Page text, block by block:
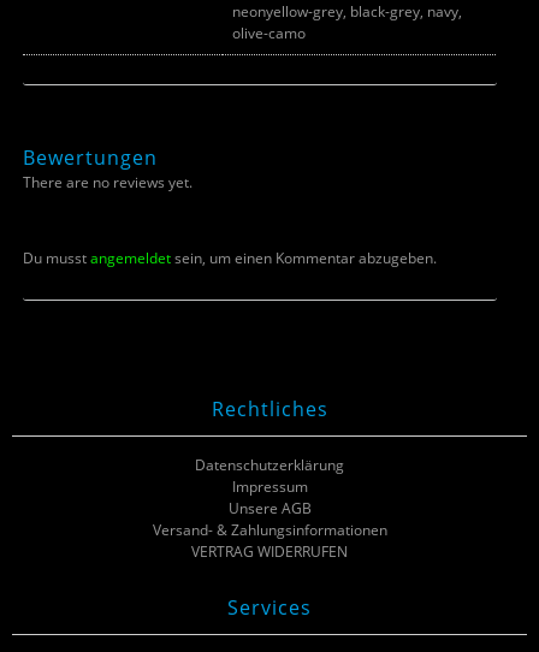
neonyellow-grey, black-grey, navy,
olive-camo
Bewertungen
There are no reviews yet.
Du musstangemeldetsein, um einen Kommentar abzugeben.
Rechtliches
Datenschutzerklärung
Impressum
Unsere AGB
Versand- & Zahlungsinformationen
VERTRAG WIDERRUFEN
Services